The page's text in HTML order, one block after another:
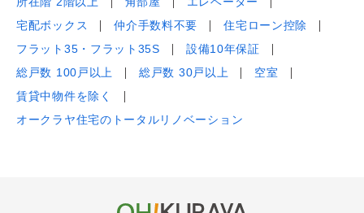
宅配ボックス
仲介手数料不要
住宅ローン控除
フラット35・フラット35S
設備10年保証
総戸数 100戸以上
総戸数 30戸以上
空室
賃貸中物件を除く
オークラヤ住宅のトータルリノベーション